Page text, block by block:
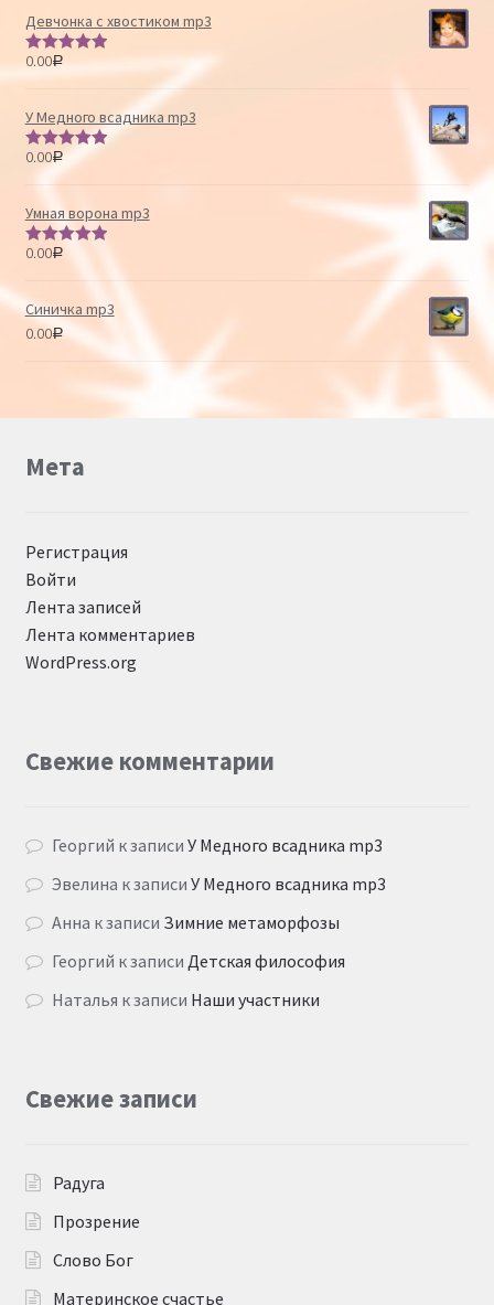
Девчонка с хвостиком mp3
Оценка
0.00Р
У Медного всадника mp3
Оценка
5.00
0.00Р
Умная ворона mp3
Оценка
0.00Р
Синичка mp3
0.00Р
Мета
Регистрация
Войти
Лента записей
Лента комментариев
WordPress.org
Свежие комментарии
Георгий к записиУ Медного всадника mp3
Эвелина к записиУ Медного всадника mp3
Анна к записи Зимние метаморфозы
Георгий к записи Детская философия
Наталья к записи Наши участники
Свежие записи
Радуга
Прозрение
Слово Бог
Материнское счастье